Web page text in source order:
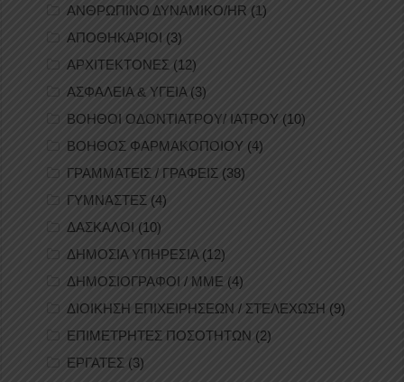
ΑΝΘΡΩΠΙΝΟ ΔΥΝΑΜΙΚΟ/HR (1)
ΑΠΟΘΗΚΑΡΙΟΙ (3)
ΑΡΧΙΤΕΚΤΟΝΕΣ (12)
ΑΣΦΑΛΕΙΑ & ΥΓΕΙΑ (3)
ΒΟΗΘΟΙ ΟΔΟΝΤΙΑΤΡΟΥ/ ΙΑΤΡΟΥ (10)
ΒΟΗΘΟΣ ΦΑΡΜΑΚΟΠΟΙΟΥ (4)
ΓΡΑΜΜΑΤΕΙΣ / ΓΡΑΦΕΙΣ (38)
ΓΥΜΝΑΣΤΕΣ (4)
ΔΑΣΚΑΛΟΙ (10)
ΔΗΜΟΣΙΑ ΥΠΗΡΕΣΙΑ(12)
ΔΗΜΟΣΙΟΓΡΑΦΟΙ / ΜΜΕ (4)
ΔΙΟΙΚΗΣΗ ΕΠΙΧΕΙΡΗΣΕΩΝ / ΣΤΕΛΕΧΩΣΗ (9)
ΕΠΙΜΕΤΡΗΤΕΣ ΠΟΣΟΤΗΤΩΝ (2)
ΕΡΓΑΤΕΣ (3)